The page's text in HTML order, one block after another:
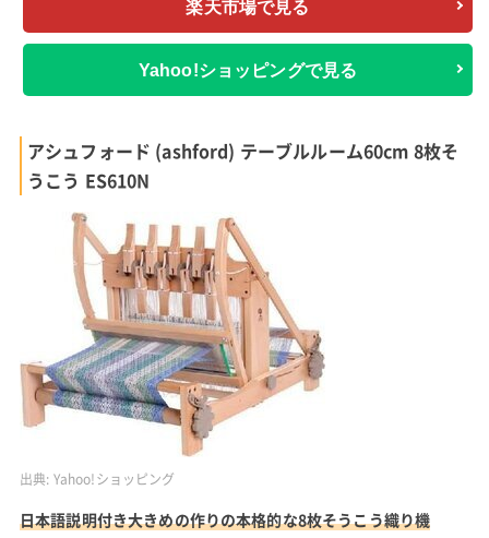
楽天市場で見る
Yahoo!ショッピングで見る
アシュフォード (ashford) テーブルルーム60cm 8枚そ
うこう ES610N
出典: Yahoo!ショッピング
日本語説明付き大きめの作りの本格的な8枚そうこう織り機